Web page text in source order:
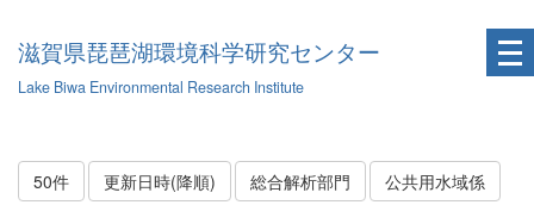
滋賀県琵琶湖環境科学研究センター
Lake Biwa Environmental Research Institute
50件 更新日時(降順) 総合解析部門 公共用水域係